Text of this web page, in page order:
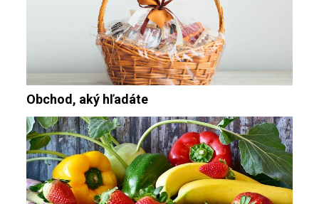
Obchod, aký hľadáte